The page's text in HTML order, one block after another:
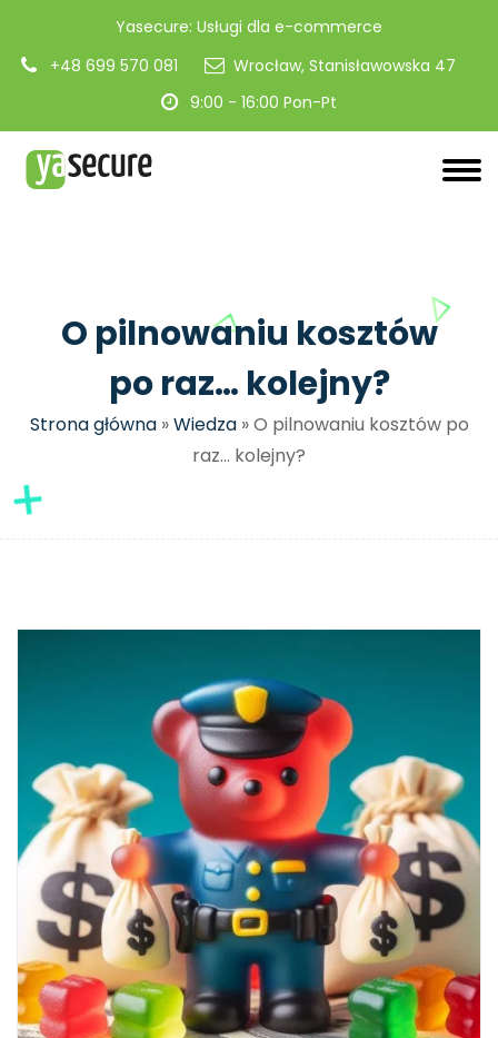
Yasecure: Usługi dla e-commerce
+48 699 570 081
Wrocław, Stanisławowska 47
9:00 - 16:00 Pon-Pt
O pilnowaniu kosztów
po raz… kolejny?
Strona główna»Wiedza»O pilnowaniu kosztów po
raz… kolejny?